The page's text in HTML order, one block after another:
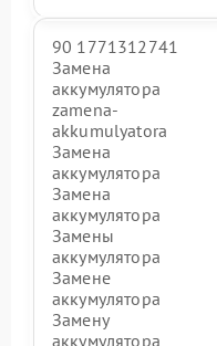
90 1771312741
Замена
аккумулятора
zamena-
akkumulyatora
Замена
аккумулятора
Замена
аккумулятора
Замены
аккумулятора
Замене
аккумулятора
Замену
аккумулятора